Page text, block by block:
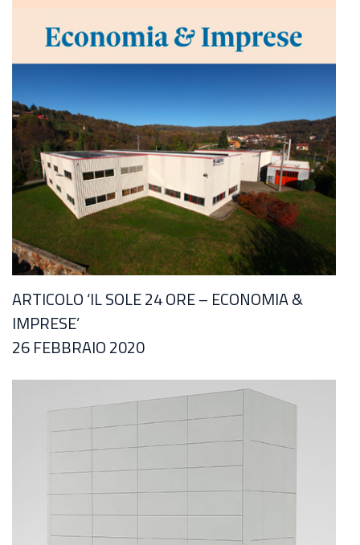
ARTICOLO ‘IL SOLE 24 ORE – ECONOMIA &
IMPRESE’
26 FEBBRAIO 2020